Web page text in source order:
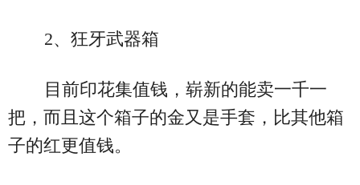
2、狂牙武器箱
目前印花集值钱，崭新的能卖一千一
把，而且这个箱子的金又是手套，比其他箱
子的红更值钱。